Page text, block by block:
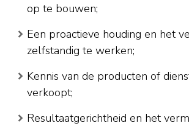
op te bouwen;
Een proactieve houding en het
zelfstandig te werken;
Kennis van de producten of
verkoopt;
Resultaatgerichtheid en het